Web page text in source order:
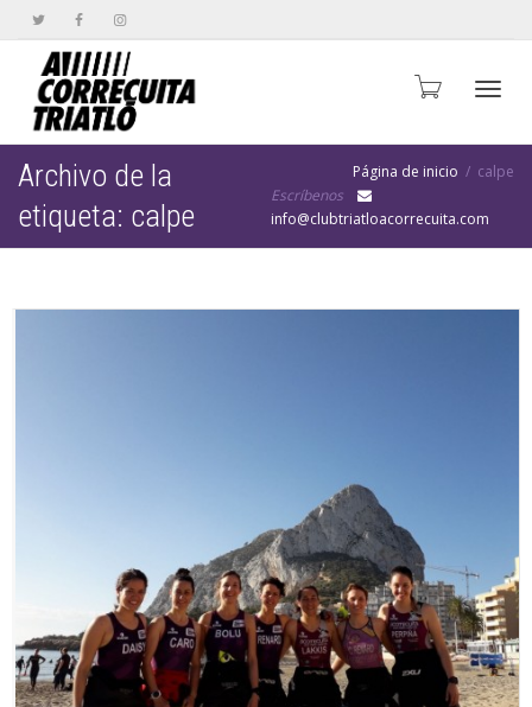
Archivo de la
etiqueta: calpe
Página de inicio
calpe
Escríbenos
info@clubtriatloacorrecuita.com